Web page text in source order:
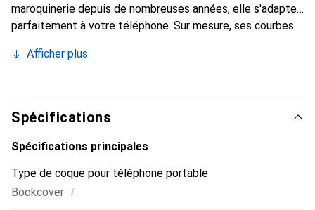
maroquinerie depuis de nombreuses années, elle s'adapte
parfaitement à votre téléphone. Sur mesure, ses courbes
devient un accessoire chic et essentiel pour votre
produits de haute qualité, la marque Noreve est un choix
sûr pour une clientèle exigeante.
Afficher plus
Spécifications
Spécifications principales
Type de coque pour téléphone portable
Bookcover i